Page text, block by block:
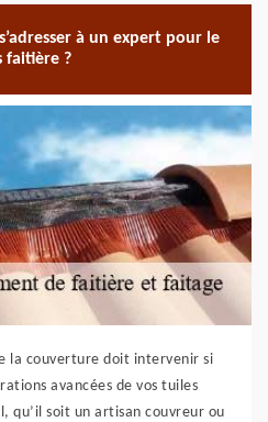
à un expert pour le
faitière ?
la couverture doit intervenir si
avancées de vos tuiles
qu’il soit un artisan couvreur ou